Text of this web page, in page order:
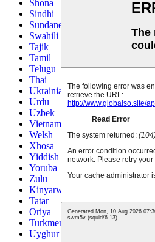
Shona
Sindhi
Sundanese
Swahili
Tajik
Tamil
Telugu
Thai
Ukrainian
Urdu
Uzbek
Vietnamese
Welsh
Xhosa
Yiddish
Yoruba
Zulu
Kinyarwanda
Tatar
Oriya
Turkmen
Uyghur